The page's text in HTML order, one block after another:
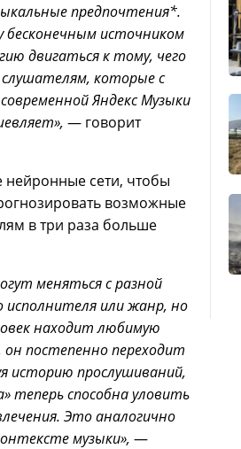
предпочтения*.
бесконечным источником
двигаться к тому, чего
которые с
Яндекс Музыки
— говорит
нейронные сети, чтобы
возможные
в три раза больше
меняться с разной
исполнителя или жанр, но
находит любимую
он постепенно переходит
историю прослушиваний,
теперь способна уловить
Это аналогично
музыки», —